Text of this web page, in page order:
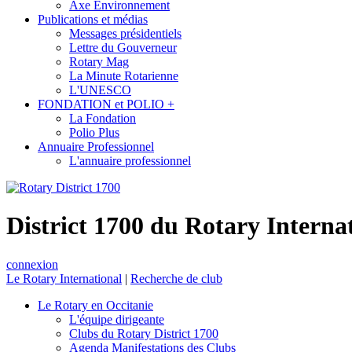
Axe Environnement
Publications et médias
Messages présidentiels
Lettre du Gouverneur
Rotary Mag
La Minute Rotarienne
L'UNESCO
FONDATION et POLIO +
La Fondation
Polio Plus
Annuaire Professionnel
L'annuaire professionnel
District 1700 du Rotary
connexion
Le Rotary International | Recherche de club
Le Rotary en Occitanie
L'équipe dirigeante
Clubs du Rotary District 1700
Agenda Manifestations des Clubs